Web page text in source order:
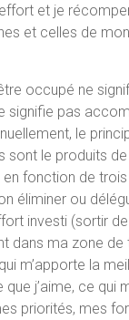
et je
et celles de
occupé ne
signifie pas
le
sont le produits
en fonction de
éliminer ou
investi (sortir
dans ma zone de
m’apporte la
j’aime, ce qui
priorités, mes